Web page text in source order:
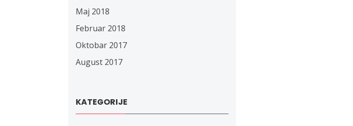
Maj 2018
Februar 2018
Oktobar 2017
August 2017
KATEGORIJE